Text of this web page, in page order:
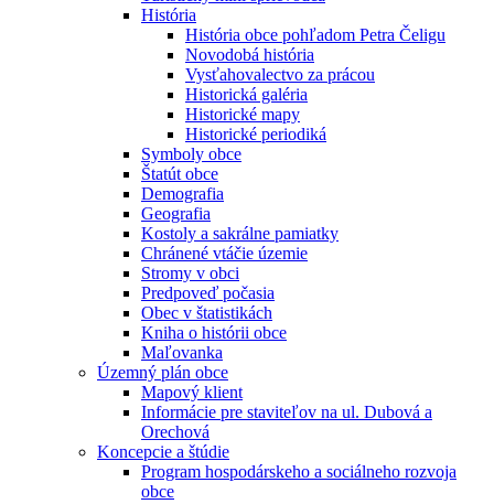
História
História obce pohľadom Petra Čeligu
Novodobá história
Vysťahovalectvo za prácou
Historická galéria
Historické mapy
Historické periodiká
Symboly obce
Štatút obce
Demografia
Geografia
Kostoly a sakrálne pamiatky
Chránené vtáčie územie
Stromy v obci
Predpoveď počasia
Obec v štatistikách
Kniha o histórii obce
Maľovanka
Územný plán obce
Mapový klient
Informácie pre staviteľov na ul. Dubová a
Orechová
Koncepcie a štúdie
Program hospodárskeho a sociálneho rozvoja
obce